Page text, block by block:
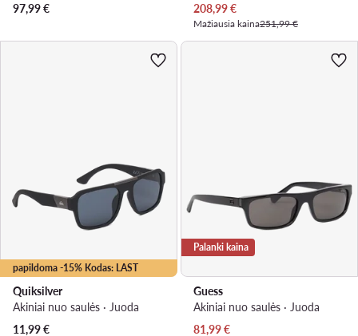
97,99€
Dabartinė kaina
208,99€
Mažiausia kaina251,99 €
papildoma -15% Kodas: LAST
Quiksilver
Akiniai nuo saulės · Juoda
11,99€
Palanki kaina
Guess
Akiniai nuo saulės · Juoda
Dabartinė kaina
81,99€